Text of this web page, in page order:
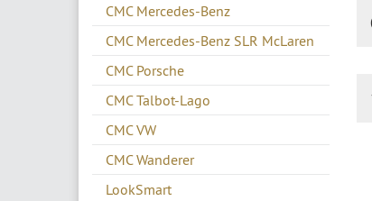
CMC Mercedes-Benz
CMC Mercedes-Benz SLR McLaren
CMC Porsche
CMC Talbot-Lago
CMC VW
CMC Wanderer
LookSmart